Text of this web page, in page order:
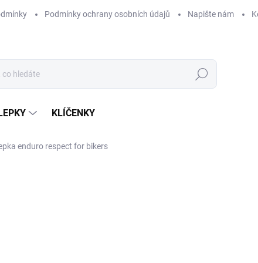
Podmínky ochrany osobních údajů Napište nám
Hledat
KLÍČENKY
enduro respect for bikers